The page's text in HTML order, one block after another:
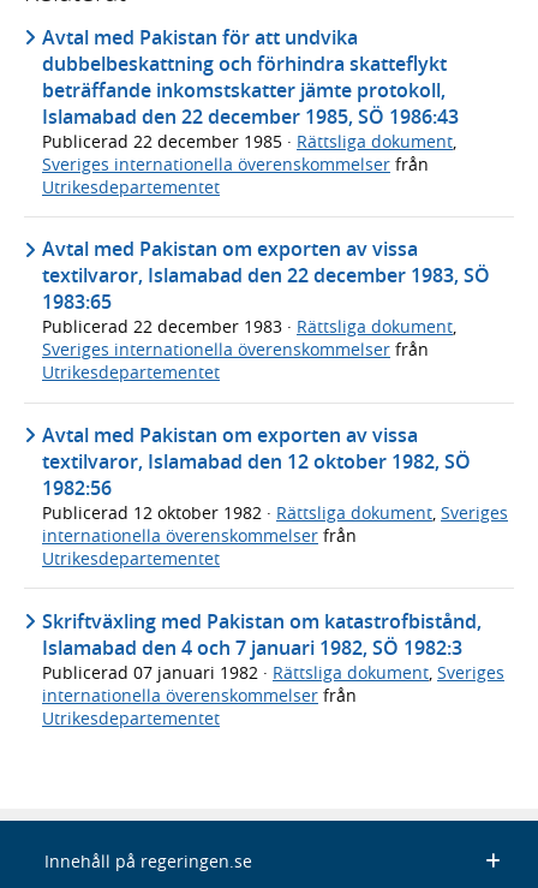
Avtal med Pakistan för att undvika
dubbelbeskattning och förhindra skatteflykt
beträffande inkomstskatter jämte protokoll,
Islamabad den 22 december 1985, SÖ 1986:43
Publicerad 22 december 1985 · Rättsliga dokument
Sveriges internationella överenskommelser från
Utrikesdepartementet
Avtal med Pakistan om exporten av vissa
textilvaror, Islamabad den 22 december 1983, SÖ
1983:65
Publicerad 22 december 1983 · Rättsliga dokument,
Sveriges internationella överenskommelser från
Utrikesdepartementet
Avtal med Pakistan om exporten av vissa
textilvaror, Islamabad den 12 oktober 1982, SÖ
1982:56
Publicerad 12 oktober 1982 · Rättsliga dokument, Sveriges
internationella överenskommelser från
Utrikesdepartementet
Skriftväxling med Pakistan om katastrofbistånd,
Islamabad den 4 och 7 januari 1982, SÖ 1982:3
Publicerad 07 januari 1982 · Rättsliga dokument Sveriges
internationella överenskommelser från
Utrikesdepartementet
Innehåll på regeringen.se